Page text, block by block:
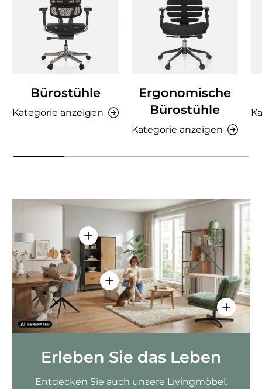
Bürostühle
Kategorie anzeigen
Ergonomische
Bürostühle
Kategorie anzeigen
Einzelheiten anzeigen - AMIO H -
Einzelheiten anzeigen - Sitzolo 2
Erleben Sie das Leben
Entdecken Sie auch unsere Livingmöbel.